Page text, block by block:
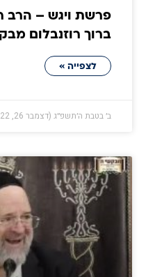
פרשת ויגש – הרב
ברוך רוזנבלום
לצפייה »
ב׳ בטבת ה׳תשפ״ג (דצמבר 26, 2022)